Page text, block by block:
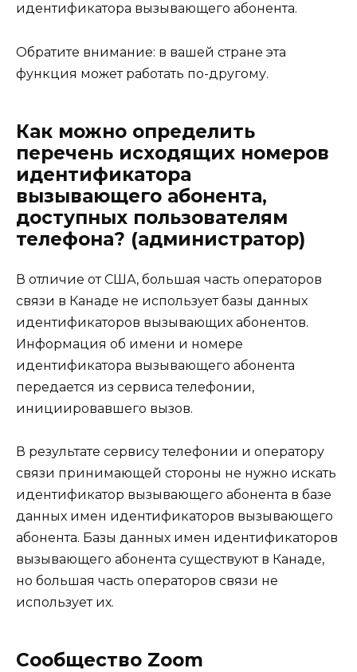
идентификатора вызывающего абонента.
Обратите внимание: в вашей стране эта
функция может работать по-другому.
Как можно определить
перечень исходящих номеров
идентификатора
вызывающего абонента,
доступных пользователям
телефона? (администратор)
В отличие от США, большая часть операторов
связи в Канаде не использует базы данных
идентификаторов вызывающих абонентов.
Информация об имени и номере
идентификатора вызывающего абонента
передается из сервиса телефонии,
инициировавшего вызов.
В результате сервису телефонии и оператору
связи принимающей стороны не нужно искать
идентификатор вызывающего абонента в базе
данных имен идентификаторов вызывающего
абонента. Базы данных имен идентификаторов
вызывающего абонента существуют в Канаде,
но большая часть операторов связи не
использует их.
Сообщество Zoom